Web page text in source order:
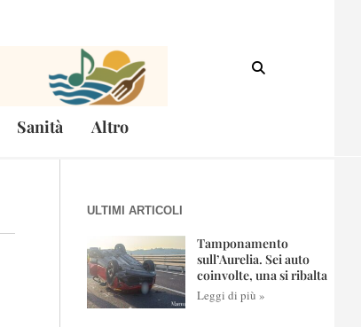
Sanità Altro
ULTIMI ARTICOLI
Tamponamento
sull’Aurelia. Sei auto
coinvolte, una si ribalta
Leggi di più »